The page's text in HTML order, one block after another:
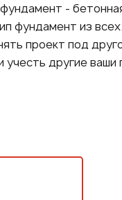
-
фундамент из
проект под
учесть другие ваши